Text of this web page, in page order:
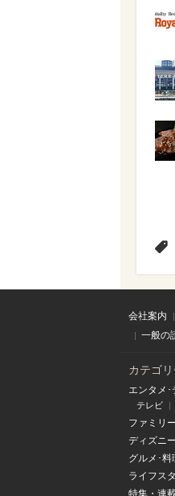
会社案内
一般の
カテゴリ
エンタメ･
テレビ
ファミリー
ディズニー
グルメ･料
ライフス
特集 ・ 連